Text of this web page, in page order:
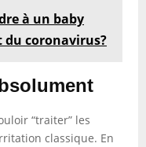
à un baby
du coronavirus?
“traiter” les
classique. En